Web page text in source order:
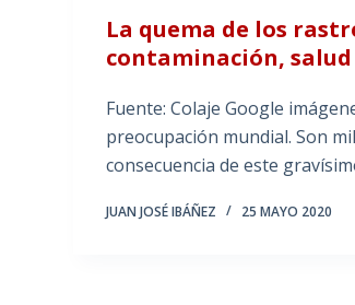
La quema de los
contaminación,
Fuente: Colaje Google
preocupación mundial. Son
consecuencia de este
JUAN JOSÉ IBÁÑEZ 25 MAYO 2020